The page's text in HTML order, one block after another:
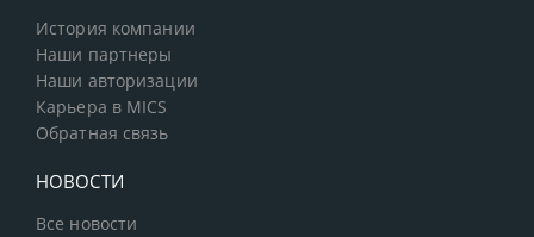
История компании
Наши партнеры
Наши авторизации
Карьера в MICS
Обратная связь
НОВОСТИ
Все новости